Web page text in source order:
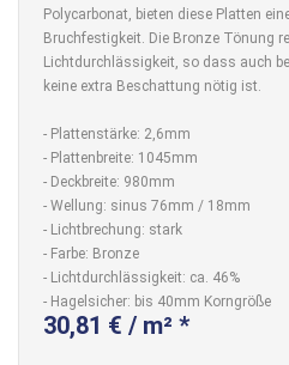
Polycarbonat, bieten diese Platten
Bruchfestigkeit. Die Bronze Tönung
Lichtdurchlässigkeit, so dass auch
keine extra Beschattung nötig ist.
- Plattenstärke: 2,6mm
- Plattenbreite: 1045mm
- Deckbreite: 980mm
- Wellung: sinus 76mm / 18mm
- Lichtbrechung: stark
- Farbe: Bronze
- Lichtdurchlässigkeit: ca. 46%
- Hagelsicher: bis 40mm Korngröße
30,81 € / m² *